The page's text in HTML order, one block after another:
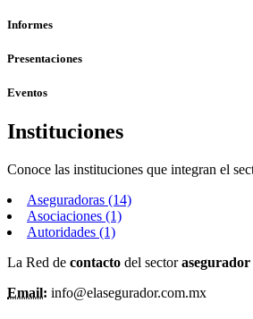
Informes
Presentaciones
Eventos
Instituciones
Conoce las instituciones que integran el
Aseguradoras (14)
Asociaciones (1)
Autoridades (1)
La Red de contacto del sectorasegurador
Email: info@elasegurador.com.mx